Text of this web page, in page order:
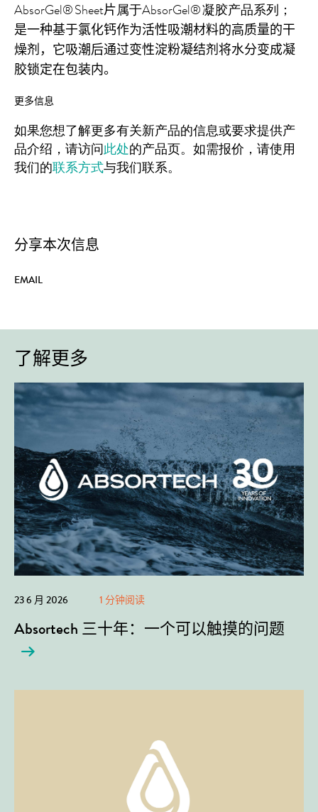
AbsorGel®Sheet片属于AbsorGel®凝胶产品系列；
是一种基于氯化钙作为活性吸潮材料的高质量的干
燥剂，它吸潮后通过变性淀粉凝结剂将水分变成凝
胶锁定在包装内。
更多信息
如果您想了解更多有关新产品的信息或要求提供产
品介绍，请访问此处的产品页。如需报价，请使用
我们的联系方式与我们联系。
分享本次信息
EMAIL
了解更多
23 6 月 2026 1 分钟阅读
Absortech 三十年：一个可以触摸的问题